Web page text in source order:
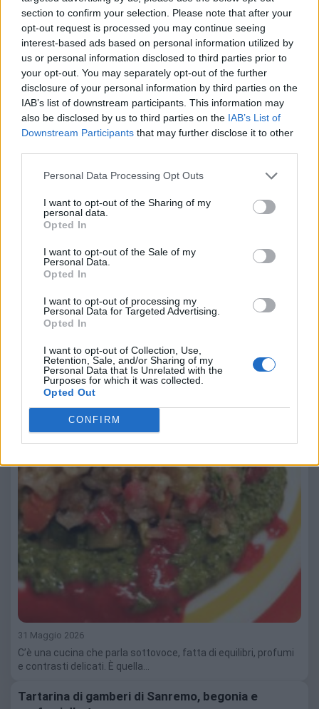
section to confirm your selection. Please note that after your
opt-out request is processed you may continue seeing
interest-based ads based on personal information utilized by
us or personal information disclosed to third parties prior to
your opt-out. You may separately opt-out of the further
disclosure of your personal information by third parties on the
IAB’s list of downstream participants. This information may
also be disclosed by us to third parties on the IAB’s List of
Downstream Participants that may further disclose it to other
Personal Data Processing Opt Outs
I want to opt-out of the Sharing of my
personal data.
Opted In
I want to opt-out of the Sale of my
Personal Data.
Opted In
I want to opt-out of processing my
Personal Data for Targeted Advertising.
Opted In
I want to opt-out of Collection, Use,
Retention, Sale, and/or Sharing of my
Personal Data that Is Unrelated with the
Purposes for which it was collected.
Opted Out
CONFIRM
Claudio Porchia
Riso integrale, erbe e fiori: con maggiorana e
lavanda protagoniste nel piatto. La ricetta di Chef
Cinzia Massa
31 Maggio 2026
C’è una cucina che parla sottovoce, fatta di equilibri, profumi
e contrasti delicati. È quella…
Tartarina di gamberi di Sanremo, begonia e